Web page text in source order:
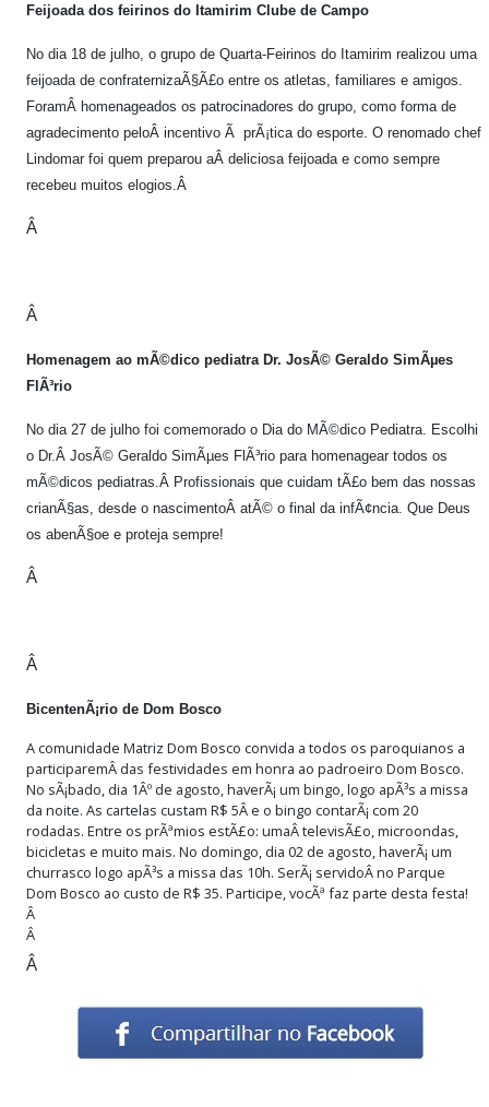
Feijoada dos feirinos do Itamirim Clube de Campo
No dia 18 de julho, o grupo de Quarta-Feirinos do Itamirim realizou uma
feijoada de confraternizaÃ§Ã£o entre os atletas, familiares e amigos.
ForamÂ homenageados os patrocinadores do grupo, como forma de
agradecimento peloÂ incentivo Ã prÃ¡tica do esporte. O renomado chef
Lindomar foi quem preparou aÂ deliciosa feijoada e como sempre
recebeu muitos elogios.Â
Â
Â
Homenagem ao mÃ©dico pediatra Dr. JosÃ© Geraldo SimÃµes
FlÃ³rio
No dia 27 de julho foi comemorado o Dia do MÃ©dico Pediatra. Escolhi
o Dr.Â JosÃ© Geraldo SimÃµes FlÃ³rio para homenagear todos os
mÃ©dicos pediatras.Â Profissionais que cuidam tÃ£o bem das nossas
crianÃ§as, desde o nascimentoÂ atÃ© o final da infÃ¢ncia. Que Deus
os abenÃ§oe e proteja sempre!
Â
Â
BicentenÃ¡rio de Dom Bosco
A comunidade Matriz Dom Bosco convida a todos os paroquianos a
participaremÂ das festividades em honra ao padroeiro Dom Bosco.
No sÃ¡bado, dia 1Âº de agosto, haverÃ¡ um bingo, logo apÃ³s a missa
da noite. As cartelas custam R$ 5Â e o bingo contarÃ¡ com 20
rodadas. Entre os prÃªmios estÃ£o: umaÂ televisÃ£o, microondas,
bicicletas e muito mais. No domingo, dia 02 de agosto, haverÃ¡ um
churrasco logo apÃ³s a missa das 10h. SerÃ¡ servidoÂ no Parque
Dom Bosco ao custo de R$ 35. Participe, vocÃª faz parte desta festa!
Â
Â
Â